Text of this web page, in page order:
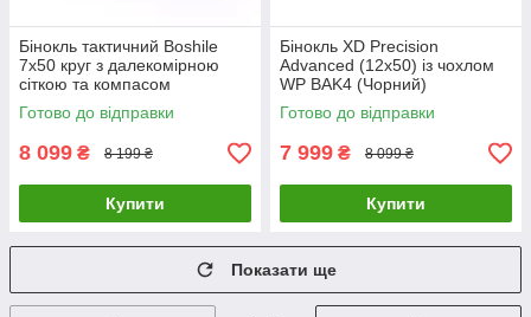
Бінокль тактичний Boshile
7х50 круг з далекомірною
сіткою та компасом
(Зелений)
Готово до відправки
8 099 ₴ 8 199 ₴
Купити
Бінокль XD Precision
Advanced (12х50) із чохлом
WP BAK4 (Чорний)
Готово до відправки
7 999 ₴ 8 099 ₴
Купити
Показати ще